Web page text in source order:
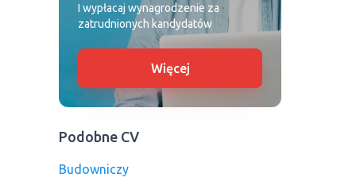
I wypłacaj wynagrodzenie za
zatrudnionych kandydatów
Więcej
Podobne CV
Budowniczy